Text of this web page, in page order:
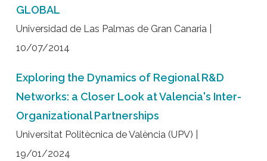
GLOBAL
Universidad de Las Palmas de Gran Canaria |
10/07/2014
Exploring the Dynamics of Regional R&D
Networks: a Closer Look at Valencia's Inter-
Organizational Partnerships
Universitat Politècnica de València (UPV) |
19/01/2024